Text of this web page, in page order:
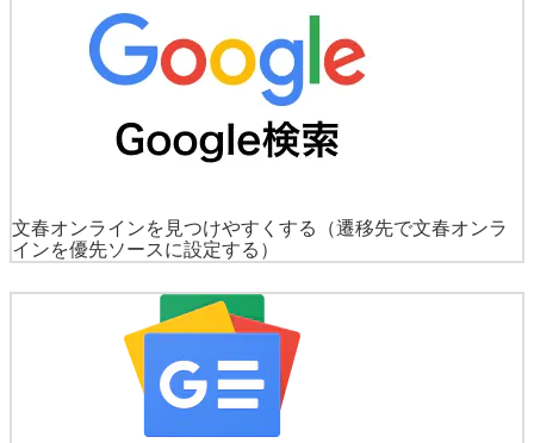
文春オンラインを見つけやすくする
（遷移先で文春オンラ
インを優先ソースに設定する）